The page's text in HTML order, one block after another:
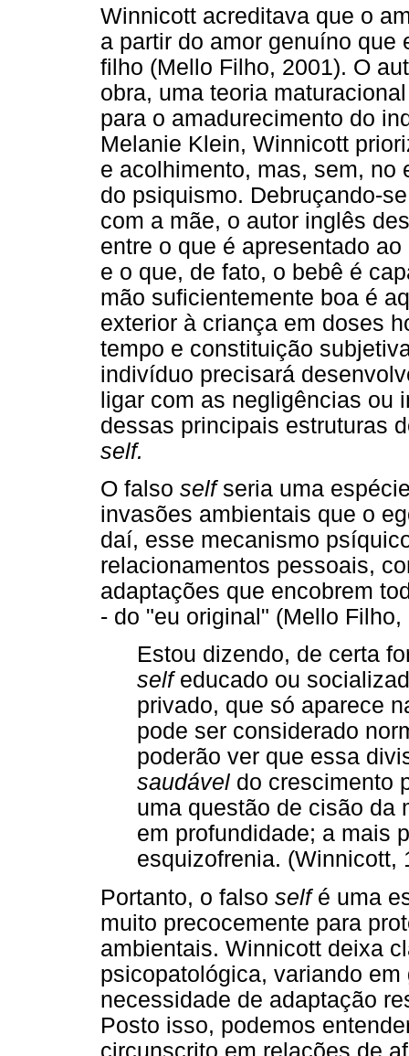
Winnicott acreditava que o
a partir do amor genuíno que
filho (Mello Filho, 2001). O
obra, uma teoria
para o amadurecimento do
Melanie Klein, Winnicott
e acolhimento, mas, sem, no
do psiquismo. Debruçando-
com a mãe, o autor inglês
entre o que é apresentado
e o que, de fato, o bebê é
mão suficientemente boa é
exterior à criança em doses
tempo e constituição
indivíduo precisará
ligar com as negligências ou
dessas principais estruturas
self.
O falso selfseria uma
invasões ambientais que o
daí, esse mecanismo
relacionamentos pessoais,
adaptações que encobrem
- do "eu original" (Mello
Estou dizendo, de certa
self educado ou
privado, que só aparece
pode ser considerado
poderão ver que essa
saudável do crescimento
uma questão de cisão da
em profundidade; a mais
esquizofrenia. (Winnicott,
Portanto, o falso self é uma
muito precocemente para
ambientais. Winnicott deixa
psicopatológica, variando
necessidade de adaptação
Posto isso, podemos
circunscrito em relações de